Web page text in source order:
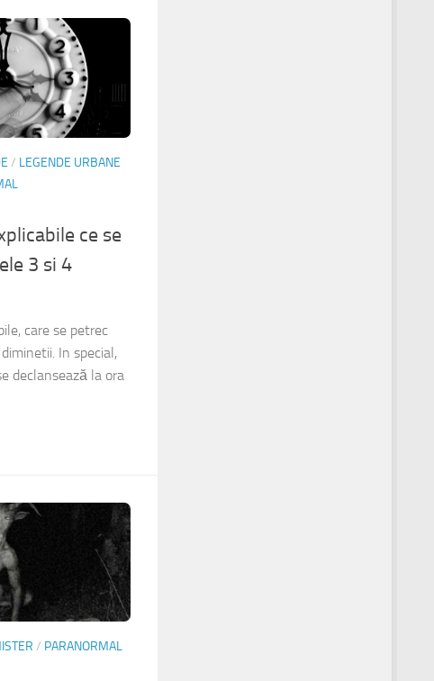
/ LEGENDE URBANE
ce se
3 si 4
care se petrec
In special,
declansează la ora
/ PARANORMAL